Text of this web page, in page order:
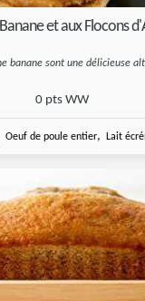
et aux Flocons
banane sont une délicieuse
0 pts WW
Oeuf de poule entier, Lait